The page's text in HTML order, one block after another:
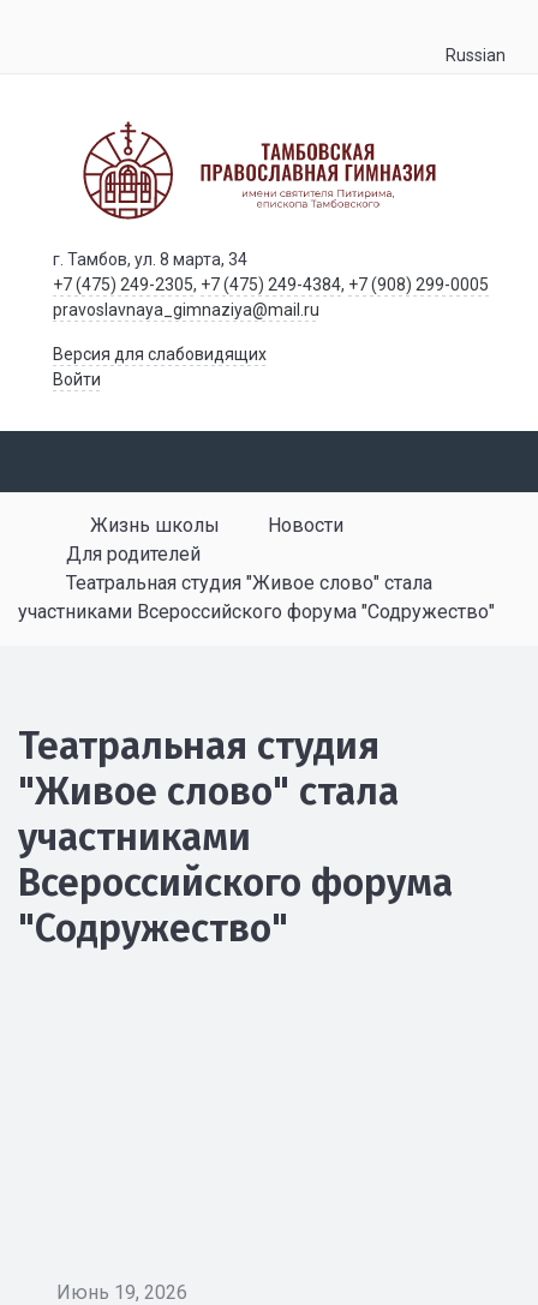
Russian
г. Тамбов, ул. 8 марта, 34
+7 (475) 249-2305, +7 (475) 249-4384, +7 (908) 299-0005
pravoslavnaya_gimnaziya@mail.ru
Версия для слабовидящих
Войти
Жизнь школы
Новости
Для родителей
Театральная студия "Живое слово" стала
участниками Всероссийского форума "Содружество"
Театральная студия
"Живое слово" стала
участниками
Всероссийского форума
"Содружество"
Июнь 19, 2026